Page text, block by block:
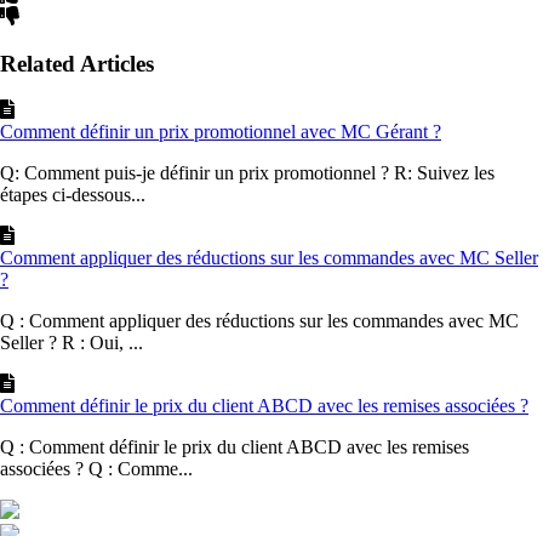
Related Articles
Comment définir un prix promotionnel avec MC Gérant ?
Q: Comment puis-je définir un prix promotionnel ? R: Suivez les
étapes ci-dessous...
Comment appliquer des réductions sur les commandes avec MC Seller
?
Q : Comment appliquer des réductions sur les commandes avec MC
Seller ? R : Oui, ...
Comment définir le prix du client ABCD avec les remises associées ?
Q : Comment définir le prix du client ABCD avec les remises
associées ? Q : Comme...